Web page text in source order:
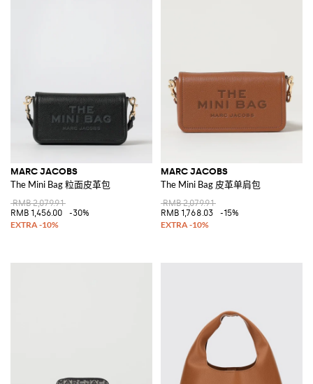
MARC JACOBS
The Mini Bag 粒面皮革包
RMB 2,079.91
RMB 1,456.00
-30%
MARC JACOBS
The Mini Bag 皮革单肩包
RMB 2,079.91
RMB 1,768.03
-15%